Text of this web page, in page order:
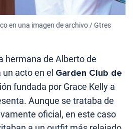
en una imagen de archivo / Gtres
hermana de Alberto de
acto en el Garden Club de
fundada por Grace Kelly a
Aunque se trataba de
oficial, en este caso